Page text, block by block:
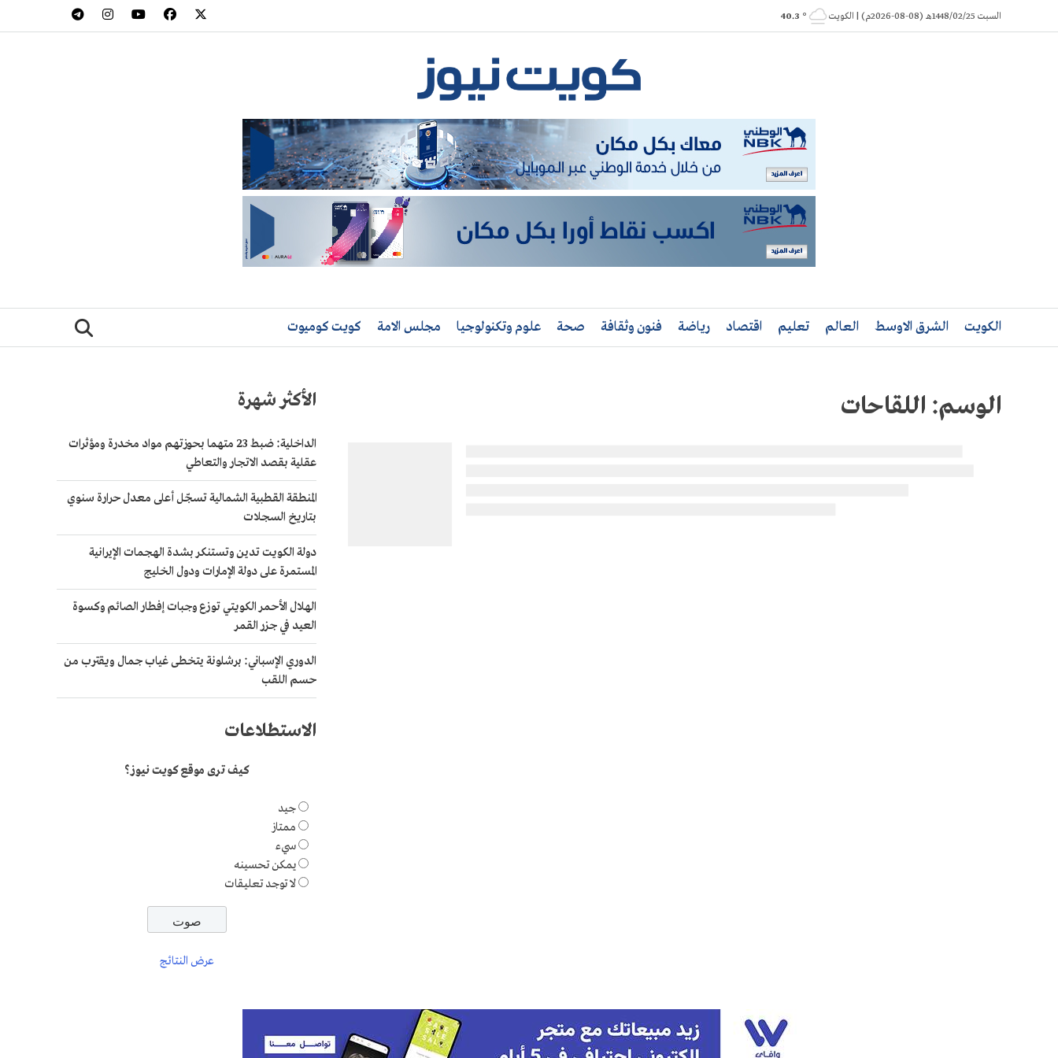
to
السبت 1448/02/25هـ (08-08-2026م) | الكويت ° 40.3
الكويت الشرق الاوسط العالم تعليم اقتصاد رياضة فنون وثقافة صحة علوم وتكنولوجيا مجلس الامة كويت كوميوت
الوسم: اللقاحات الأكثر شهرة
الداخلية: ضبط 23 متهما بحوزتهم مواد مخدرة ومؤثرات
عقلية بقصد الاتجار والتعاطي
المنطقة القطبية الشمالية تسجّل أعلى معدل حرارة سنوي
بتاريخ السجلات
دولة الكويت تدين وتستنكر بشدة الهجمات الإيرانية
المستمرة على دولة الإمارات ودول الخليج
الهلال الأحمر الكويتي توزع وجبات إفطار الصائم وكسوة
العيد في جزر القمر
الدوري الإسباني: برشلونة يتخطى غياب جمال ويقترب من
حسم اللقب
الاستطلاعات
كيف ترى موقع كويت نيوز؟
جيد
ممتاز
سيء
يمكن تحسينه
لا توجد تعليقات
عرض النتائج